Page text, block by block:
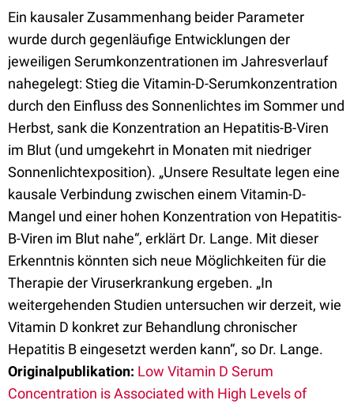
Ein kausaler Zusammenhang beider Parameter
wurde durch gegenläufige Entwicklungen der
jeweiligen Serumkonzentrationen im Jahresverlauf
nahegelegt: Stieg die Vitamin-D-Serumkonzentration
durch den Einfluss des Sonnenlichtes im Sommer und
Herbst, sank die Konzentration an Hepatitis-B-Viren
im Blut (und umgekehrt in Monaten mit niedriger
Sonnenlichtexposition). „Unsere Resultate legen eine
kausale Verbindung zwischen einem Vitamin-D-
Mangel und einer hohen Konzentration von Hepatitis-
B-Viren im Blut nahe“, erklärt Dr. Lange. Mit dieser
Erkenntnis könnten sich neue Möglichkeiten für die
Therapie der Viruserkrankung ergeben. „In
weitergehenden Studien untersuchen wir derzeit, wie
Vitamin D konkret zur Behandlung chronischer
Hepatitis B eingesetzt werden kann“, so Dr. Lange.
Originalpublikation: Low Vitamin D Serum
Concentration is Associated with High Levels of